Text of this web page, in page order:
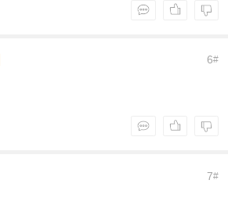
6#
7#